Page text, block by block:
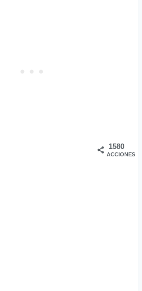
1580
ACCIONES